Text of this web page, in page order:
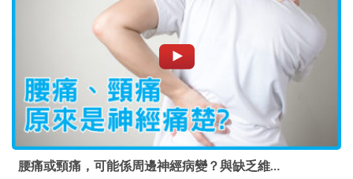
腰痛或頸痛，可能係周邊神經病變？與缺乏維…